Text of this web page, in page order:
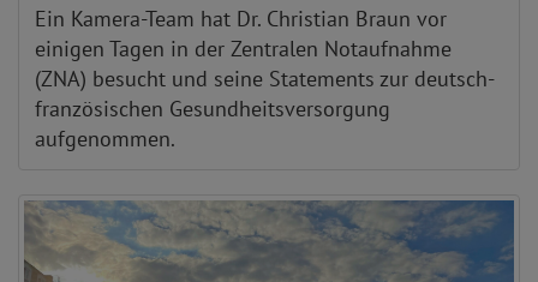
Ein Kamera-Team hat Dr. Christian Braun vor
einigen Tagen in der Zentralen Notaufnahme
(ZNA) besucht und seine Statements zur deutsch-
französischen Gesundheitsversorgung
aufgenommen.